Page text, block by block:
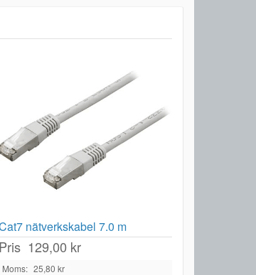
nätverkskabel 7.0 m
Pris 129,00 kr
Moms: 25,80 kr